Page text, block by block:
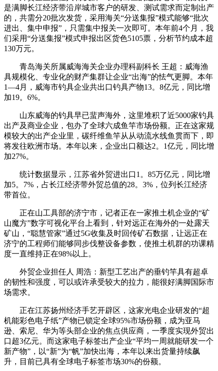
是满脚长江经济带沿岸城市客户的研发、测试需求而定制出产
的，共需分20批次发货，采用海关“分送集报”模式能够“批次
进出、集中申报”，只需集中报关一次即可。本年前4个月，我
们采用“分送集报”模式申报出区货色5105票，分析节约成本超
130万元。
青岛海关所属威海海关企业办理科副科长 王超：威海渔
具规模化、专业化的财产集群让企业“出海”的怯气更脚。本年
1—4月，威海市钓具企业共出口钓具产物13。8亿元，同比增
加19。6%。
山东威海的钓具早已蜚声海外，这里堆积了近5000家钓具
出产及商业企业，包办了全球六成鱼竿市场份额。正在这家规
模较大的出产企业里，碳纤维鱼竿从从动流水线鱼贯而下，即
将发往欧洲市场。本年以来，企业出口额达2。1亿元，同比增
加27%。
统计数据显示，江苏省外贸进出口1。85万亿元，同比增
加5。7%，占长江经济带外贸总值的28。3%，位列长江经济
带首位。
正在山工具部的济宁市，记者正在一家推土机企业的“矿
山魔方”数字可视化平台上看到，针对远正在海外的一处露天
矿山，“聪慧管家”通过5G收集及时回传矿石数据，让远正在
济宁的工程师们能够同步伐整设备参数，使推土机群的功课精
度一直维持正在98%以上。
外贸企业担任人 周浩：新型工艺出产的垂钓竿具有超卓
的韧性和强度，可以或许承受较大的拉力，能很好满脚国际市
场需求。
正在江苏扬州经济手艺开辟区，这家光电企业研发的“超
机能彩色电子纸”产物已锁定全球95%市场份额，成为亚马
逊、索尼、华为等头部企业的焦点供应商，一季度实现外贸出
口超3亿元。而这家电子标签出产企业“平均一周就能研发一个
新产物”，以“新”为“帆”加快出海，本年以来出货量持续飙
升，目前已具有全球电子标签市场30%的份额。